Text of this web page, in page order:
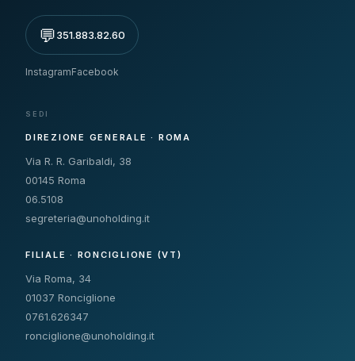
💬351.883.82.60
InstagramFacebook
SEDI
DIREZIONE GENERALE · ROMA
Via R. R. Garibaldi, 38
00145 Roma
06.5108
segreteria@unoholding.it
FILIALE · RONCIGLIONE (VT)
Via Roma, 34
01037 Ronciglione
0761.626347
ronciglione@unoholding.it